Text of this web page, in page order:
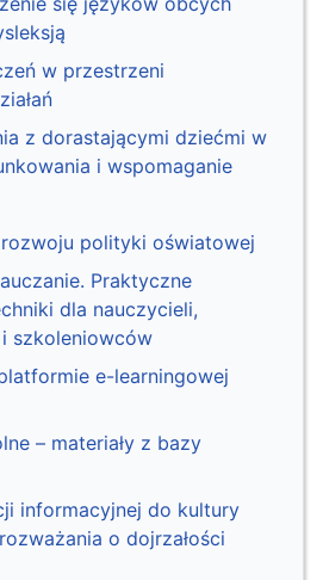
w przestrzeni
z dorastającymi dziećmi w
i wspomaganie
polityki oświatowej
Praktyczne
dla nauczycieli,
szkoleniowców
e-learningowej
– materiały z bazy
informacyjnej do kultury
o dojrzałości